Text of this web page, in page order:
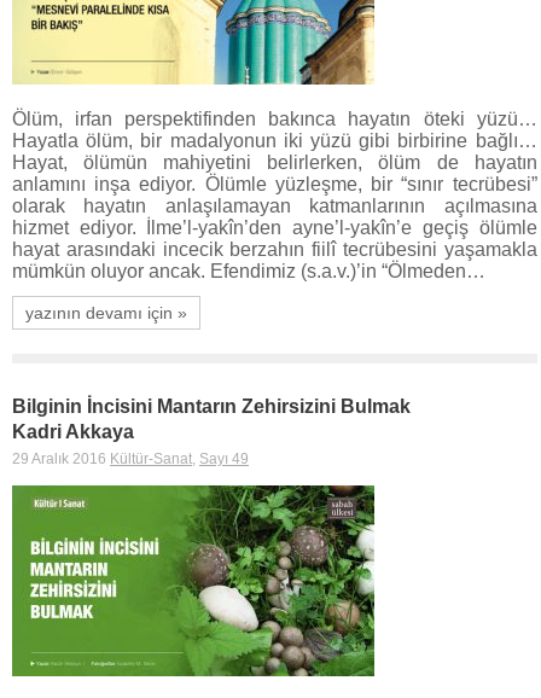
Ölüm, irfan perspektifinden bakınca hayatın öteki yüzü…
Hayatla ölüm, bir madalyonun iki yüzü gibi birbirine bağlı…
Hayat, ölümün mahiyetini belirlerken, ölüm de hayatın
anlamını inşa ediyor. Ölümle yüzleşme, bir “sınır tecrübesi”
olarak hayatın anlaşılamayan katmanlarının açılmasına
hizmet ediyor. İlme’l-yakîn’den ayne’l-yakîn’e geçiş ölümle
hayat arasındaki incecik berzahın fiilî tecrübesini yaşamakla
mümkün oluyor ancak. Efendimiz (s.a.v.)’in “Ölmeden…
yazının devamı için »
Bilginin İncisini Mantarın Zehirsizini Bulmak
Kadri Akkaya
29 Aralık 2016 Kültür-Sanat, Sayı 49